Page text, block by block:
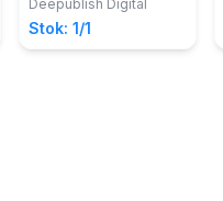
Deepublish Digital
Stok: 1/1